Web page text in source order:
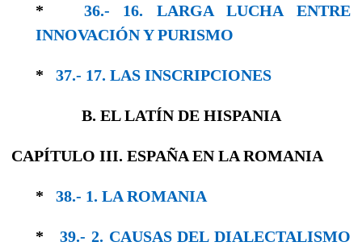
* 36.- 16. LARGA LUCHA ENTRE
INNOVACIÓN Y PURISMO
* 37.- 17. LAS INSCRIPCIONES
B. EL LATÍN DE HISPANIA
CAPÍTULO III. ESPAÑA EN LA ROMANIA
* 38.- 1. LA ROMANIA
*39.- 2. CAUSAS DEL DIALECTALISMO